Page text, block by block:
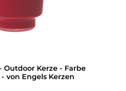
Outdoor Kerze - Farbe
von Engels Kerzen